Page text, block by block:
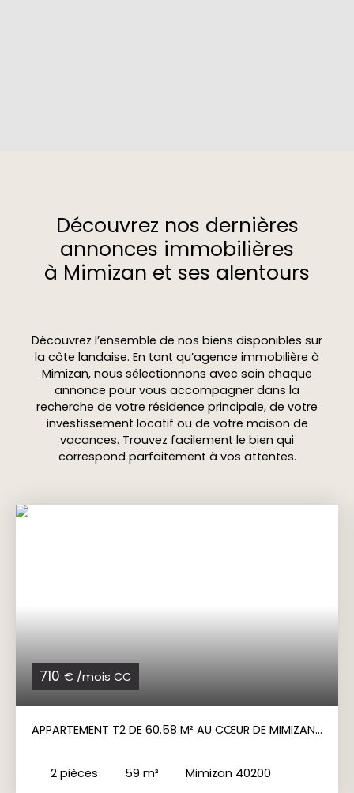
Découvrez nos dernières
annonces immobilières
à Mimizan et ses alentours
Découvrez l’ensemble de nos biens disponibles sur
la côte landaise. En tant qu’agence immobilière à
Mimizan, nous sélectionnons avec soin chaque
annonce pour vous accompagner dans la
recherche de votre résidence principale, de votre
investissement locatif ou de votre maison de
vacances. Trouvez facilement le bien qui
correspond parfaitement à vos attentes.
710 € /mois CC
APPARTEMENT T2 DE 60.58 M² AU CŒUR DE MIMIZAN
2 pièces 59 m² Mimizan 40200